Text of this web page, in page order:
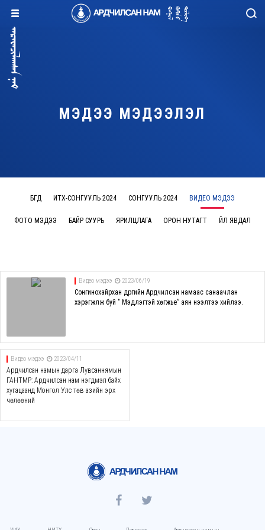
МЭДЭЭ МЭДЭЭЛЭЛ
БҮГД ИТХ-СОНГУУЛЬ 2024 СОНГУУЛЬ 2024 ВИДЕО МЭДЭЭ
ФОТО МЭДЭЭ БАЙР СУУРЬ ЯРИЛЦЛАГА ОРОН НУТАГТ ҮЙЛ ЯВДАЛ
Видео мэдээ 2023/06/19
Сонгинохайрхан дүүргийн Ардчилсан намаас санаачлан
хэрэгжүүлж буй " Мэдлэгтэй хөгжье” аян нээлтээ хийлээ.
Видео мэдээ 2023/04/11
Ардчилсан намын дарга Лувсаннямын
ГАНТӨМӨР: Ардчилсан нам нэгдмэл байх
хугацаанд Монгол Улс төв азийн эрх
чөлөөний